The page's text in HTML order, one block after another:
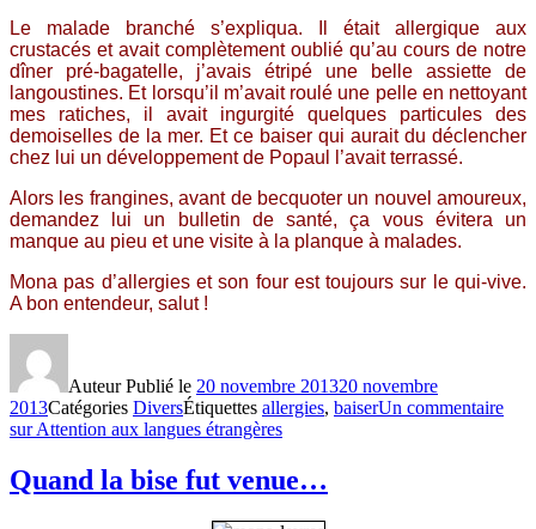
Le malade branché s’expliqua. Il était allergique aux
crustacés et avait complètement oublié qu’au cours de notre
dîner pré-bagatelle, j’avais étripé une belle assiette de
langoustines. Et lorsqu’il m’avait roulé une pelle en nettoyant
mes ratiches, il avait ingurgité quelques particules des
demoiselles de la mer. Et ce baiser qui aurait du déclencher
chez lui un développement de Popaul l’avait terrassé.
Alors les frangines, avant de becquoter un nouvel amoureux,
demandez lui un bulletin de santé, ça vous évitera un
manque au pieu et une visite à la planque à malades.
Mona pas d’allergies et son four est toujours sur le qui-vive.
A bon entendeur, salut !
AuteurPublié le 20 novembre 201320 novembre
2013Catégories DiversÉtiquettes allergies, baiserUn commentaire
sur Attention aux langues étrangères
Quand la bise fut venue…